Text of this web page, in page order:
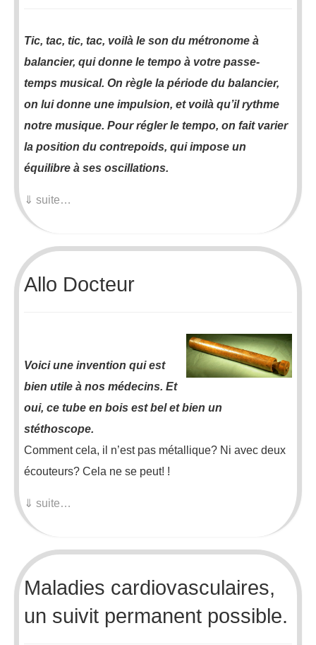
Tic, tac, tic, tac, voilà le son du métronome à
balancier, qui donne le tempo à votre passe-
temps musical. On règle la période du balancier,
on lui donne une impulsion, et voilà qu’il rythme
notre musique. Pour régler le tempo, on fait varier
la position du contrepoids, qui impose un
équilibre à ses oscillations.
⇓ suite…
Allo Docteur
Voici une invention qui est
bien utile à nos médecins. Et
oui, ce tube en bois est bel et bien un
stéthoscope.
Comment cela, il n’est pas métallique? Ni avec deux
écouteurs? Cela ne se peut! !
⇓ suite…
Maladies cardiovasculaires,
un suivit permanent possible.